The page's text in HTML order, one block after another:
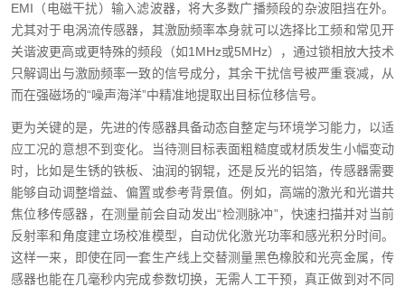
EMI（电磁干扰）输入滤波器，将大多数广播频段的杂波阻挡在外。
尤其对于电涡流传感器，其激励频率本身就可以选择比工频和常见开
关谐波更高或更特殊的频段（如1MHz或5MHz），通过锁相放大技术
只解调出与激励频率一致的信号成分，其余干扰信号被严重衰减，从
而在强磁场的“噪声海洋”中精准地提取出目标位移信号。
更为关键的是，先进的传感器具备动态自整定与环境学习能力，以适
应工况的意想不到变化。当待测目标表面粗糙度或材质发生小幅变动
时，比如是生锈的铁板、油润的钢辊，还是反光的铝箔，传感器需要
能够自动调整增益、偏置或参考背景值。例如，高端的激光和光谱共
焦位移传感器，在测量前会自动发出“检测脉冲”，快速扫描并对当前
反射率和角度建立场校准模型，自动优化激光功率和感光积分时间。
这样一来，即使在同一套生产线上交替测量黑色橡胶和光亮金属，传
感器也能在几毫秒内完成参数切换，无需人工干预，真正做到对不同